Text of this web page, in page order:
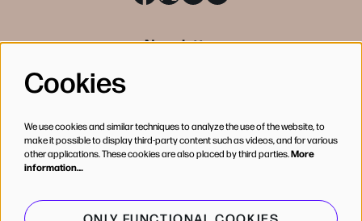
Newsletter
Cookies
We use cookies and similar techniques to analyze the use of the website, to
make it possible to display third-party content such as videos, and for various
other applications. These cookies are also placed by third parties.More
information…